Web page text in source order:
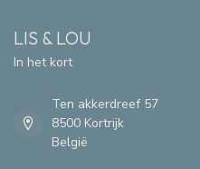
LIS & LOU
In het kort
Ten akkerdreef 57
8500 Kortrijk
België